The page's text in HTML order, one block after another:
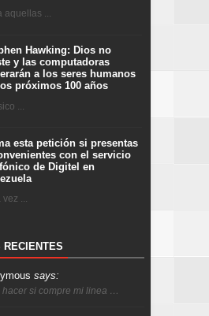
aquellas ...
Hawking: Dios no
y las computadoras
a los seres humanos
próximos 100 años
...
esta petición si presentas
con el servicio
de Digitel en
vez ...
RECIENTES
says:
hacer si compre mi linea …